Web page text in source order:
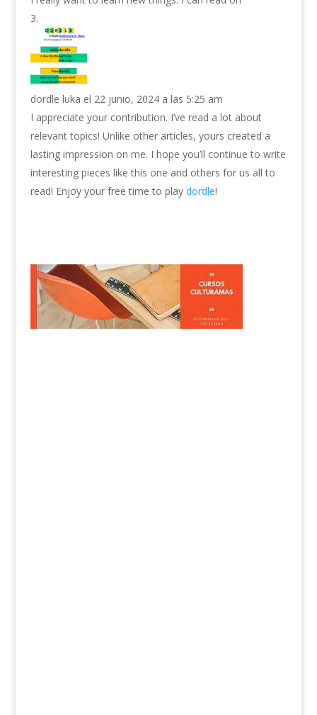
dordle luka el 22 junio, 2024 a las 5:25 am
I appreciate your contribution. I’ve read a lot about
relevant topics! Unlike other articles, yours created a
lasting impression on me. I hope you’ll continue to write
interesting pieces like this one and others for us all to
read! Enjoy your free time to play dordle!